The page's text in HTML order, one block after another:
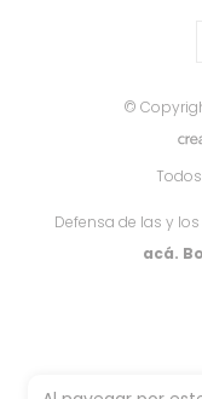
©
Defensa de las y
acá.